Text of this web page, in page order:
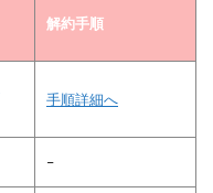
解約手順
手順詳細へ
–